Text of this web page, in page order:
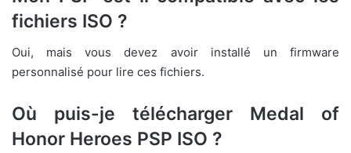
fichiers ISO ?
Oui, mais vous devez avoir installé un firmware
personnalisé pour lire ces fichiers.
Où puis-je télécharger Medal of
Honor Heroes PSP ISO ?